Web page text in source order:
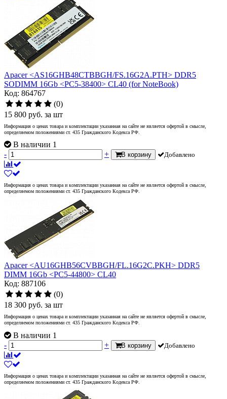
Apacer <AS16GHB48CTBBGH/FS.16G2A.PTH> DDR5
SODIMM 16Gb <PC5-38400> CL40 (for NoteBook)
Код: 864767
(0)
15 800 руб. за шт
Информация о ценах товара и комплектации указанная на сайте не является офертой в смысле,
определяемом положениями ст. 435 Гражданского Кодекса РФ.
В наличии 1
-
+ В корзину Добавлено
Информация о ценах товара и комплектации указанная на сайте не является офертой в смысле,
определяемом положениями ст. 435 Гражданского Кодекса РФ.
Apacer <AU16GHB56CVBBGH/FL.16G2C.PKH> DDR5
DIMM 16Gb <PC5-44800> CL40
Код: 887106
(0)
18 300 руб. за шт
Информация о ценах товара и комплектации указанная на сайте не является офертой в смысле,
определяемом положениями ст. 435 Гражданского Кодекса РФ.
В наличии 1
-
+ В корзину Добавлено
Информация о ценах товара и комплектации указанная на сайте не является офертой в смысле,
определяемом положениями ст. 435 Гражданского Кодекса РФ.